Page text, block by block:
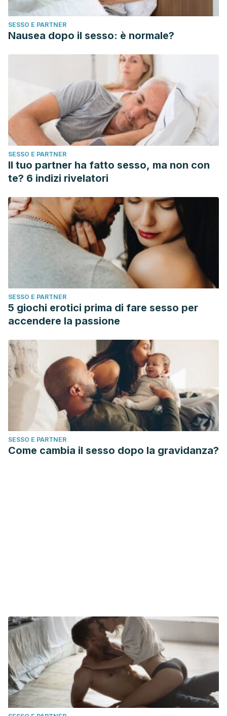
SESSO E PARTNER
Nausea dopo il sesso: è normale?
SESSO E PARTNER
Il tuo partner ha fatto sesso, ma non con
te? 6 indizi rivelatori
SESSO E PARTNER
5 giochi erotici prima di fare sesso per
accendere la passione
SESSO E PARTNER
Come cambia il sesso dopo la gravidanza?